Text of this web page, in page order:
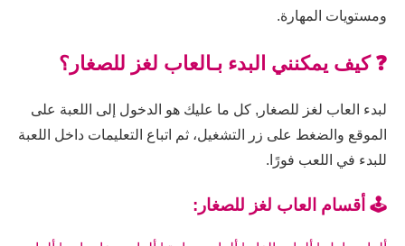
ومستويات المهارة.
❓ كيف يمكنني البدء بـالعاب لغز للصغار؟
لبدء العاب لغز للصغار, كل ما عليك هو الدخول إلى اللعبة على
الموقع والضغط على زر التشغيل، ثم اتباع التعليمات داخل اللعبة
للبدء في اللعب فورًا.
🕹️ أقسام العاب لغز للصغار: